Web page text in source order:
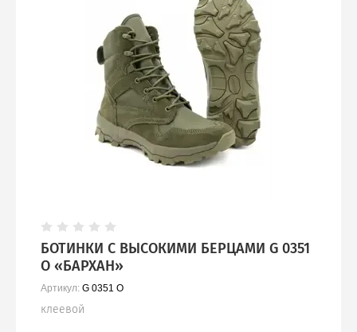
БОТИНКИ С ВЫСОКИМИ БЕРЦАМИ G 0351
О «БАРХАН»
Артикул: G 0351 О
клеевой